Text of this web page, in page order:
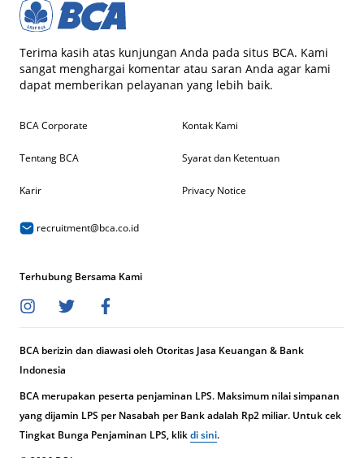
Terima kasih atas kunjungan Anda pada situs BCA. Kami
sangat menghargai komentar atau saran Anda agar kami
dapat memberikan pelayanan yang lebih baik.
BCA Corporate Kontak Kami
Tentang BCA Syarat dan Ketentuan
Karir Privacy Notice
recruitment@bca.co.id
Terhubung Bersama Kami
BCA berizin dan diawasi oleh Otoritas Jasa Keuangan & Bank
Indonesia
BCA merupakan peserta penjaminan LPS. Maksimum nilai simpanan
yang dijamin LPS per Nasabah per Bank adalah Rp2 miliar. Untuk cek
Tingkat Bunga Penjaminan LPS, klikdi sini.